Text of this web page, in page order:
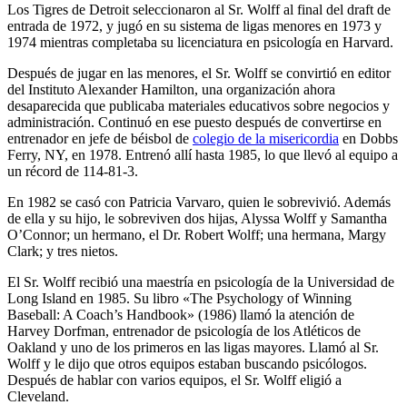
Los Tigres de Detroit seleccionaron al Sr. Wolff al final del draft de
entrada de 1972, y jugó en su sistema de ligas menores en 1973 y
1974 mientras completaba su licenciatura en psicología en Harvard.
Después de jugar en las menores, el Sr. Wolff se convirtió en editor
del Instituto Alexander Hamilton, una organización ahora
desaparecida que publicaba materiales educativos sobre negocios y
administración. Continuó en ese puesto después de convertirse en
entrenador en jefe de béisbol de colegio de la misericordia en Dobbs
Ferry, NY, en 1978. Entrenó allí hasta 1985, lo que llevó al equipo a
un récord de 114-81-3.
En 1982 se casó con Patricia Varvaro, quien le sobrevivió. Además
de ella y su hijo, le sobreviven dos hijas, Alyssa Wolff y Samantha
O’Connor; un hermano, el Dr. Robert Wolff; una hermana, Margy
Clark; y tres nietos.
El Sr. Wolff recibió una maestría en psicología de la Universidad de
Long Island en 1985. Su libro «The Psychology of Winning
Baseball: A Coach’s Handbook» (1986) llamó la atención de
Harvey Dorfman, entrenador de psicología de los Atléticos de
Oakland y uno de los primeros en las ligas mayores. Llamó al Sr.
Wolff y le dijo que otros equipos estaban buscando psicólogos.
Después de hablar con varios equipos, el Sr. Wolff eligió a
Cleveland.